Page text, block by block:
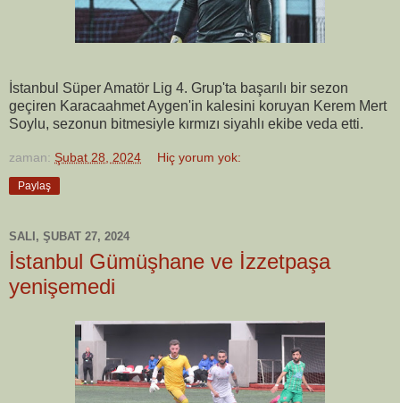
İstanbul Süper Amatör Lig 4. Grup'ta başarılı bir sezon
geçiren Karacaahmet Aygen'in kalesini koruyan Kerem Mert
Soylu, sezonun bitmesiyle kırmızı siyahlı ekibe veda etti.
zaman: Şubat 28, 2024 Hiç yorum yok:
Paylaş
SALI, ŞUBAT 27, 2024
İstanbul Gümüşhane ve İzzetpaşa
yenişemedi